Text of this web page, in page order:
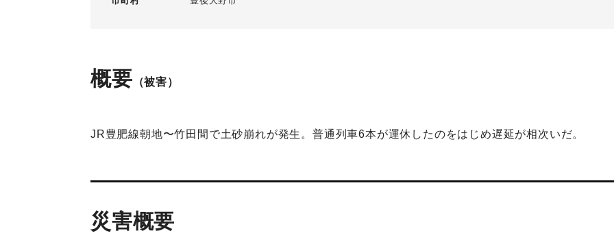
概要 （被害）
JR豊肥線朝地〜竹田間で土砂崩れが発生。普通列車6本が運休したのをはじめ遅延が相次いだ。
災害概要